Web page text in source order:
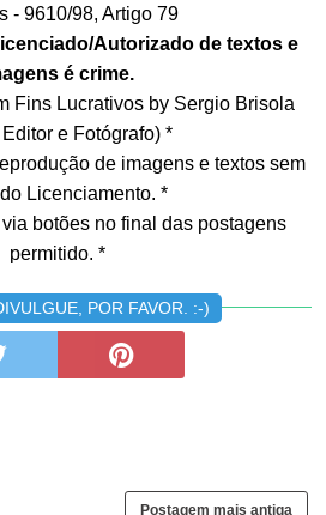
- 9610/98, Artigo 79
Autorizado de textos e
é crime.
Fins Lucrativos by Sergio Brisola
Editor e Fotógrafo) *
de imagens e textos sem
Licenciamento. *
botões no final das postagens
permitido. *
POR FAVOR. :-)
Postagem mais antiga